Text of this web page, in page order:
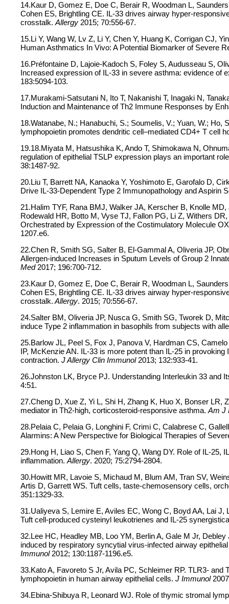
14.Kaur D, Gomez E, Doe C, Berair R, Woodman L,
Cohen ES, Brightling CE. IL-33 drives airway hyper-
crosstalk. Allergy 2015; 70:556-67.
15.Li Y, Wang W, Lv Z, Li Y, Chen Y, Huang K, Corrigan CJ,
Human Asthmatics In Vivo: A Potential Biomarker of Severe
16.Préfontaine D, Lajoie-Kadoch S, Foley S, Audusseau S,
Increased expression of IL-33 in severe asthma: evidence
183:5094-103.
17.Murakami-Satsutani N, Ito T, Nakanishi T, Inagaki N,
Induction and Maintenance of Th2 Immune Responses by
18.Watanabe, N.; Hanabuchi, S.; Soumelis, V.; Yuan, W.;
lymphopoietin promotes dendritic cell–mediated CD4+ T cell
19.18.Miyata M, Hatsushika K, Ando T, Shimokawa N,
regulation of epithelial TSLP expression plays an important
38:1487-92.
20.Liu T, Barrett NA, Kanaoka Y, Yoshimoto E, Garofalo D,
Drive IL-33-Dependent Type 2 Immunopathology and Aspirin
21.Halim TYF, Rana BMJ, Walker JA, Kerscher B, Knolle
Rodewald HR, Botto M, Vyse TJ, Fallon PG, Li Z, Withers
Orchestrated by Expression of the Costimulatory Molecule
1207.e6.
22.Chen R, Smith SG, Salter B, El-Gammal A, Oliveria JP,
Allergen-induced Increases in Sputum Levels of Group 2
Med 2017; 196:700-712.
23.Kaur D, Gomez E, Doe C, Berair R, Woodman L,
Cohen ES, Brightling CE. IL-33 drives airway hyper-
crosstalk. Allergy. 2015; 70:556-67.
24.Salter BM, Oliveria JP, Nusca G, Smith SG, Tworek D,
induce Type 2 inflammation in basophils from subjects with
25.Barlow JL, Peel S, Fox J, Panova V, Hardman CS,
IP, McKenzie AN. IL-33 is more potent than IL-25 in
contraction. J Allergy Clin Immunol2013; 132:933-41.
26.Johnston LK, Bryce PJ. Understanding Interleukin 33 and
4:51.
27.Cheng D, Xue Z, Yi L, Shi H, Zhang K, Huo X, Bonser LR,
mediator in Th2-high, corticosteroid-responsive asthma. Am J
28.Pelaia C, Pelaia G, Longhini F, Crimi C, Calabrese C,
Alarmins: A New Perspective for Biological Therapies of
29.Hong H, Liao S, Chen F, Yang Q, Wang DY. Role of IL-
inflammation. Allergy. 2020; 75:2794-2804.
30.Howitt MR, Lavoie S, Michaud M, Blum AM, Tran SV,
Artis D, Garrett WS. Tuft cells, taste-chemosensory cells,
351:1329-33.
31.Ualiyeva S, Lemire E, Aviles EC, Wong C, Boyd AA, Lai
Tuft cell-produced cysteinyl leukotrienes and IL-25
32.Lee HC, Headley MB, Loo YM, Berlin A, Gale M Jr,
induced by respiratory syncytial virus-infected airway
Immunol2012; 130:1187-1196.e5.
33.Kato A, Favoreto S Jr, Avila PC, Schleimer RP. TLR3-
lymphopoietin in human airway epithelial cells. J Immunol
34.Ebina-Shibuya R, Leonard WJ. Role of thymic stromal